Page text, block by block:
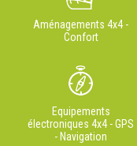
Aménagements 4x4 -
Confort
Equipements
électroniques 4x4 - GPS
- Navigation